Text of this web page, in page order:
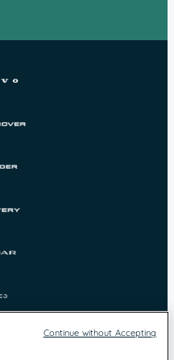
Continue without Accepting